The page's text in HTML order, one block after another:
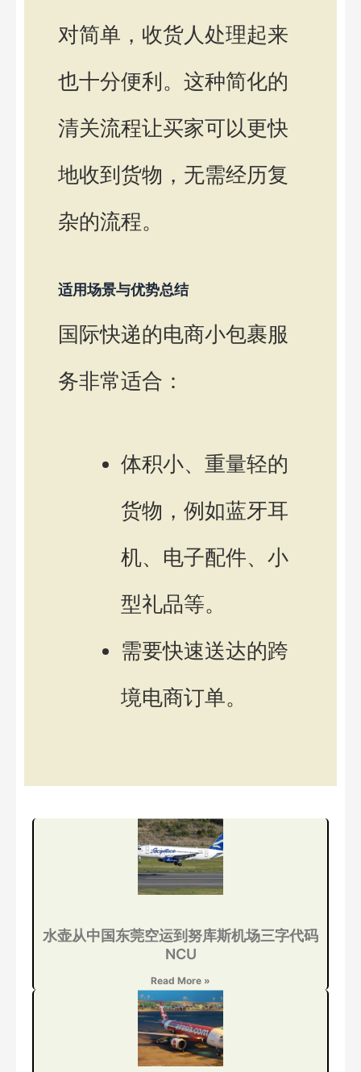
对简单，收货人处理起来
也十分便利。这种简化的
清关流程让买家可以更快
地收到货物，无需经历复
杂的流程。
适用场景与优势总结
国际快递的电商小包裹服
务非常适合：
体积小、重量轻的
货物，例如蓝牙耳
机、电子配件、小
型礼品等。
需要快速送达的跨
境电商订单。
水壶从中国东莞空运到努库斯机场三字代码
NCU
Read More »